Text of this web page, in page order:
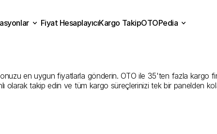
en uygun fiyatlarla gönderin. OTO ile 35'ten fazla kargo
olarak takip edin ve tüm kargo süreçlerinizi tek bir panelden
Fiyat HesaplayıcıKargo TakipOTOPedia